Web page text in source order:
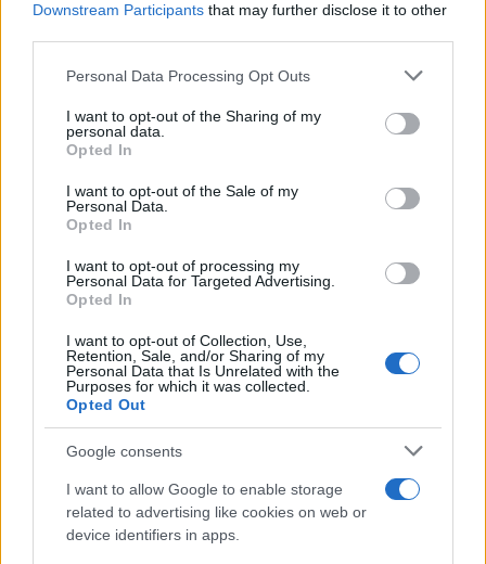
Downstream Participants that may further disclose it to other
Please note that this website/app uses one or more Google
not limited to your visit or usage behaviour. You may click to
grant or deny consent to Google and its third-party tags to
use your data for below specified purposes in below Google
consent section.
Personal Data Processing Opt Outs
I want to opt-out of the Sharing of my
personal data.
Opted In
I want to opt-out of the Sale of my
Personal Data.
Opted In
I want to opt-out of processing my
Personal Data for Targeted Advertising.
Opted In
I want to opt-out of Collection, Use,
Retention, Sale, and/or Sharing of my
Personal Data that Is Unrelated with the
Purposes for which it was collected.
Opted Out
Google consents
I want to allow Google to enable storage
related to advertising like cookies on web or
device identifiers in apps.
Mario Malu
Paolo Pinna
Martina Agostina Diturco
I nostri cari
I nostri cari